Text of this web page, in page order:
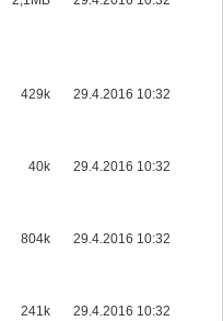
429k 29.4.2016 10:32
40k 29.4.2016 10:32
804k 29.4.2016 10:32
241k 29.4.2016 10:32